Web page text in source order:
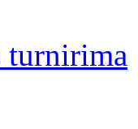
turnirima